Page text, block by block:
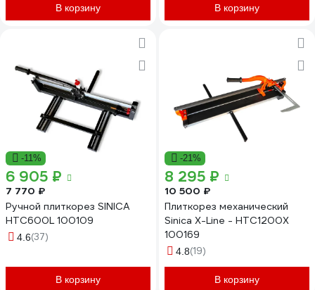
В корзину В корзину
-11%
6 905 ₽
7 770 ₽
Ручной плиткорез SINICA
HTC600L 100109
4.6(37)
В корзину
-21%
8 295 ₽
10 500 ₽
Плиткорез механический
Sinica X-Line - HTC1200X
100169
4.8(19)
В корзину